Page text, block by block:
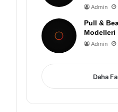
Admin
Pull &
Modelleri
Admin
Daha